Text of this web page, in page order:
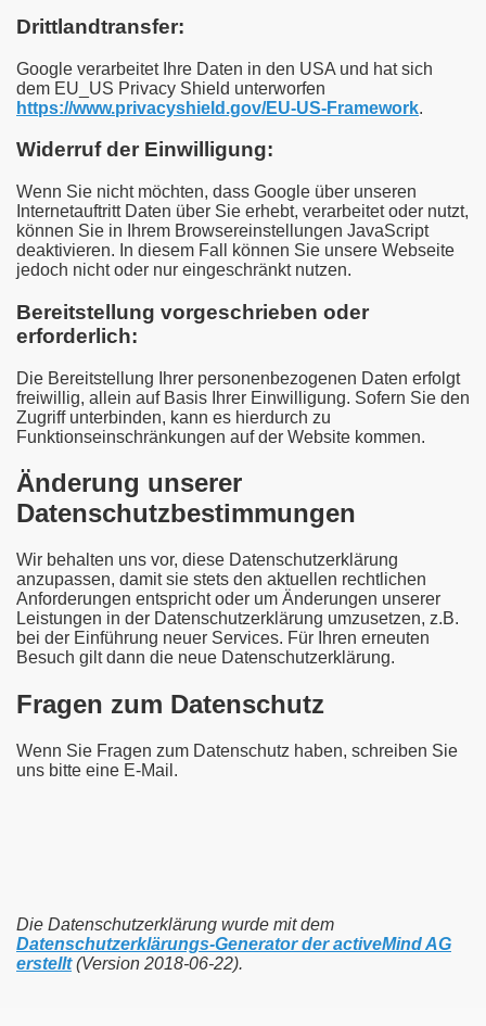
Drittlandtransfer:
Google verarbeitet Ihre Daten in den USA und hat sich
dem EU_US Privacy Shield unterworfen
https://www.privacyshield.gov/EU-US-Framework.
Widerruf der Einwilligung:
Wenn Sie nicht möchten, dass Google über unseren
Internetauftritt Daten über Sie erhebt, verarbeitet oder nutzt,
können Sie in Ihrem Browsereinstellungen JavaScript
deaktivieren. In diesem Fall können Sie unsere Webseite
jedoch nicht oder nur eingeschränkt nutzen.
Bereitstellung vorgeschrieben oder
erforderlich:
Die Bereitstellung Ihrer personenbezogenen Daten erfolgt
freiwillig, allein auf Basis Ihrer Einwilligung. Sofern Sie den
Zugriff unterbinden, kann es hierdurch zu
Funktionseinschränkungen auf der Website kommen.
Änderung unserer
Datenschutzbestimmungen
Wir behalten uns vor, diese Datenschutzerklärung
anzupassen, damit sie stets den aktuellen rechtlichen
Anforderungen entspricht oder um Änderungen unserer
Leistungen in der Datenschutzerklärung umzusetzen, z.B.
bei der Einführung neuer Services. Für Ihren erneuten
Besuch gilt dann die neue Datenschutzerklärung.
Fragen zum Datenschutz
Wenn Sie Fragen zum Datenschutz haben, schreiben Sie
uns bitte eine E-Mail.
Die Datenschutzerklärung wurde mit dem
Datenschutzerklärungs-Generator der activeMind AG
erstellt(Version 2018-06-22).